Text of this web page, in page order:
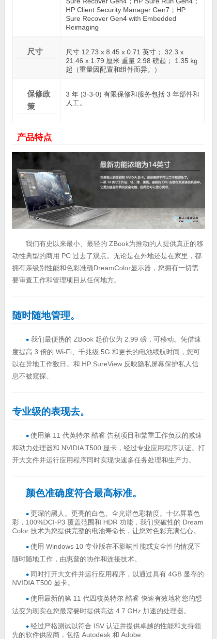
HP Client Security Manager Gen7；HP
Sure Recover Gen4 with Embedded
Reimaging
尺寸
尺寸 12.73 x 8.45 x 0.71 英寸； 32.3 x
21.46 x 1.79 厘米 重量 2.98 磅起； 1.35 kg
起（重量因配置和组件而异。）
保修政
策
3 年 (3-3-0) 有限保修和服务包括 3 年部件和
人工。
产品特点
我们有史以来最小、最轻的 ZBook为推动的人提供真正的移
动性典型的商用 PC 过去了观点。无论是在外地还是在家里，都
拥有亲级别性能和色彩准确DreamColor显示器，您拥有一切需
要审查工作和管理项目从任何地方。
随时随地管理。
●我们最便携的 ZBook 起价仅为 2.99 磅，可移动。凭借速
度提高 3 倍的 Wi-Fi、千兆级 5G 和更长的电池续航时间，您可
以在异地工作数日。和 HP SureView 反映隐私屏幕保护私人信
息不被窥探。
专业级的表现去。
● 使用第 11 代英特尔 酷睿 告别项目和繁重工作负载的减速
和动力处理器和 NVIDIA T500 显卡，经过专业应用程序认证。打
开大文件并运行应用程序同时实现快速多任务处理和生产力。
颜色准确度符合最高标准。
● 更深的黑人。更亮的白色。全光谱色彩精度。十亿屏幕色
彩，100%DCI-P3 覆盖范围和 HDR 功能，我们突破性的 Dream
Color 技术为您提供完整的电池寿命长，让您对色彩充满信心。
● 使用 Windows 10 专业版在不影响性能或安全性的情况下
随时随地工作，由惠普的协作和连接技术。
● 同时打开大文件并运行应用程序，以通过具有 4GB 显存的
NVIDIA T500 显卡。
● 使用最新的第 11 代四核英特尔 酷睿 快速有效地将您的想
法变为现实在您最需要时提供高达 4.7 GHz 加速的处理器。
● 经过严格测试以符合 ISV 认证并提供卓越的性能和支持领
先的软件供应商，包括 Autodesk 和 Adobe